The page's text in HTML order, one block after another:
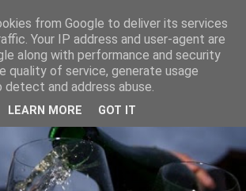
from Google to deliver its services
Your IP address and user-agent are
along with performance and security
quality of service, generate usage
and address abuse.
LEARN MORE GOT IT